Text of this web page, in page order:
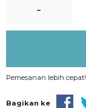
-
Pemesanan lebih cepat!
Bagikan ke